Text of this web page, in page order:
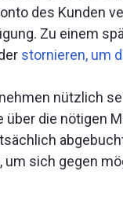
des Kunden
Zu einem
stornieren, um
nützlich
die nötigen
sich gegen